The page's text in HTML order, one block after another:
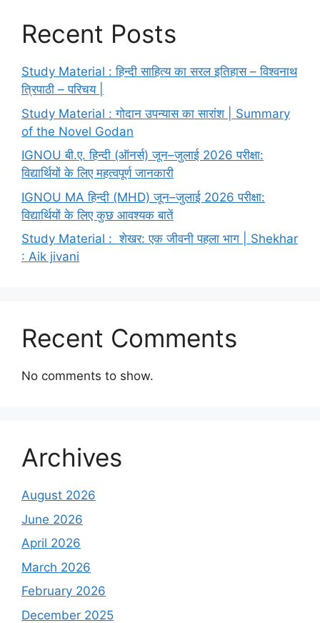
Recent Posts
Study Material : हिन्दी साहित्य का सरल इतिहास – विश्वनाथ
त्रिपाठी – परिचय |
Study Material : गोदान उपन्यास का सारांश | Summary
of the Novel Godan
IGNOU बी.ए. हिन्दी (ऑनर्स) जून–जुलाई 2026 परीक्षा:
विद्यार्थियों के लिए महत्वपूर्ण जानकारी
IGNOU MA हिन्दी (MHD) जून–जुलाई 2026 परीक्षा:
विद्यार्थियों के लिए कुछ आवश्यक बातें
Study Material : शेखर: एक जीवनी पहला भाग | Shekhar
: Aik jivani
Recent Comments
No comments to show.
Archives
August 2026
June 2026
April 2026
March 2026
February 2026
December 2025